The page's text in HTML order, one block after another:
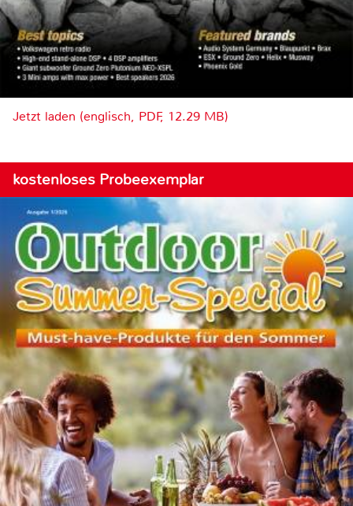
Jetzt laden (englisch, PDF, 12.29 MB)
kostenloses Probeexemplar